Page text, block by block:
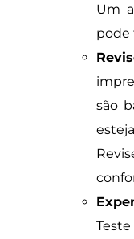
Um
pode
são